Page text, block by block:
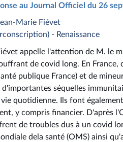
au Journal Officiel du 26
Marie Fiévet
- Renaissance
appelle l'attention de M. le
de covid long. En
publique France) et de
d'importantes séquelles
quotidienne. Ils font
y compris financier. D'après
de troubles dus à un covid
dela santé (OMS) ainsi